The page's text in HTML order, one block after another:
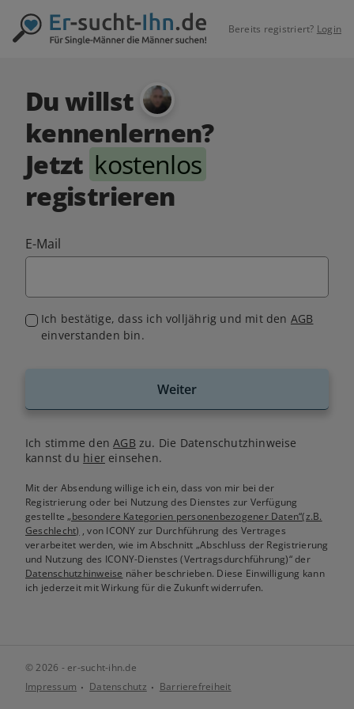
Bereits registriert? Login
Du willst
kennenlernen?
Jetzt kostenlos
registrieren
E-Mail
Ich bestätige, dass ich volljährig und mit den AGB
einverstanden bin.
Weiter
Ich stimme denAGB zu. Die Datenschutzhinweise
kannst du hiereinsehen.
Mit der Absendung willige ich ein, dass von mir bei der
Registrierung oder bei Nutzung des Dienstes zur Verfügung
gestellte„besondere Kategorien personenbezogener Daten“(z.B.
Geschlecht) , von ICONY zur Durchführung des Vertrages
verarbeitet werden, wie im Abschnitt „Abschluss der Registrierung
und Nutzung des ICONY-Dienstes (Vertragsdurchführung)“ der
Datenschutzhinweise näher beschrieben. Diese Einwilligung kann
ich jederzeit mit Wirkung für die Zukunft widerrufen.
© 2026 - er-sucht-ihn.de
Impressum
Datenschutz Barrierefreiheit